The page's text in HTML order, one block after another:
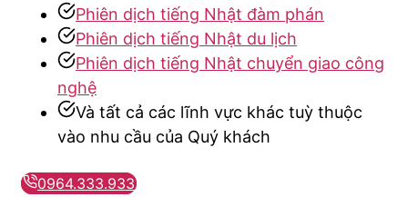
Phiên dịch tiếng Nhật đàm phán
Phiên dịch tiếng Nhật du lịch
Phiên dịch tiếng Nhật chuyển giao công
nghệ
Và tất cả các lĩnh vực khác tuỳ thuộc
vào nhu cầu của Quý khách
0964.333.933